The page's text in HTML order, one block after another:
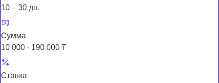
10 – 30 дн.
Сумма
10 000 - 190 000 ₸
Ставка